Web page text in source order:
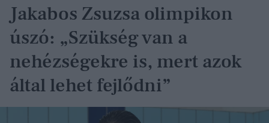
Jakabos Zsuzsa olimpikon
úszó: „Szükség van a
nehézségekre is, mert azok
által lehet fejlődni”